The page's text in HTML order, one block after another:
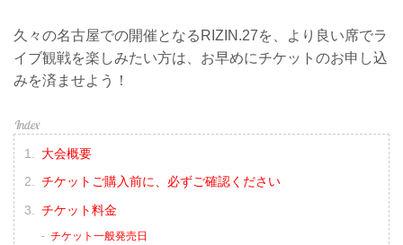
久々の名古屋での開催となるRIZIN.27を、より良い席でラ
イブ観戦を楽しみたい方は、お早めにチケットのお申し込
みを済ませよう！
大会概要
チケットご購入前に、必ずご確認ください
チケット料金
チケット一般発売日